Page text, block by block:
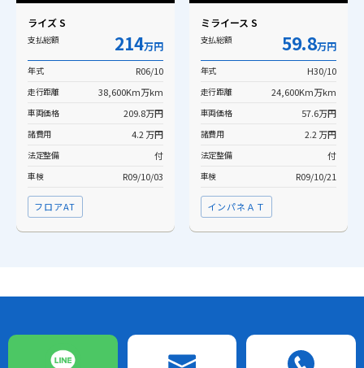
ライズ S
支払総額 214万円
年式 R06/10
走行距離 38,600Km万km
車両価格 209.8万円
諸費用 4.2 万円
法定整備 付
車検 R09/10/03
フロアAT
ミライース S
支払総額 59.8万円
年式 H30/10
走行距離 24,600Km万km
車両価格 57.6万円
諸費用 2.2 万円
法定整備 付
車検 R09/10/21
インパネＡＴ